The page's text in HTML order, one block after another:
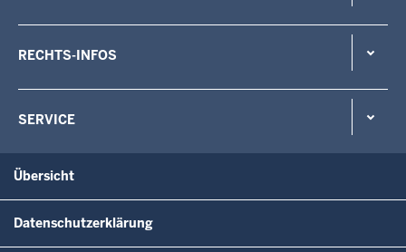
RECHTS-INFOS
SERVICE
Übersicht
Datenschutzerklärung